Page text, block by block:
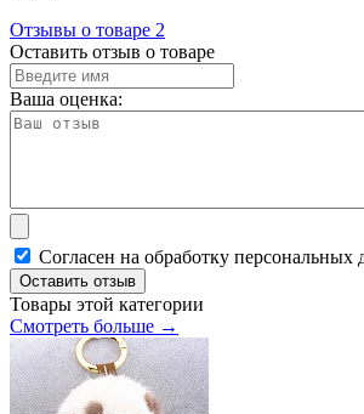
Отзывы о товаре 2
Оставить отзыв о товаре
Ваша оценка:
Согласен на обработку персональных
Оставить отзыв
Товары этой категории
Смотреть больше →